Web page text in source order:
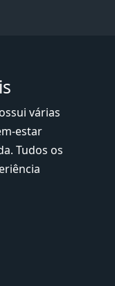
várias
estar
Tudos os